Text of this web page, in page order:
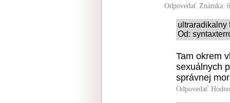
Odpovedať Známka:
ultraradikalny
Od:
Tam okrem
sexuálnych
správnej
Odpovedať